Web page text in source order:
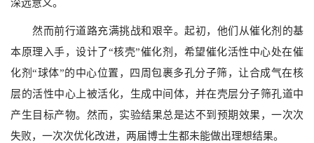
深远意义。
然而前行道路充满挑战和艰辛。起初，他们从催化剂的基
本原理入手，设计了“核壳”催化剂，希望催化活性中心处在催
化剂“球体”的中心位置，四周包裹多孔分子筛，让合成气在核
层的活性中心上被活化，生成中间体，并在壳层分子筛孔道中
产生目标产物。然而，实验结果总是达不到预期效果，一次次
失败，一次次优化改进，两届博士生都未能做出理想结果。